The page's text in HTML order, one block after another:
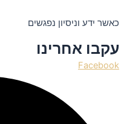
כאשר ידע וניסיון נפגשים
עקבו אחרינו
Facebook